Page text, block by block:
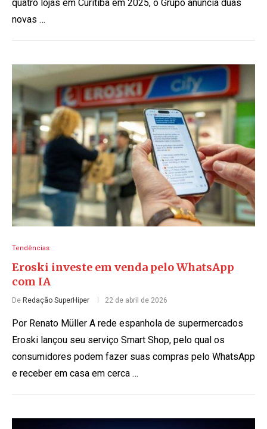
quatro lojas em Curitiba em 2025, o Grupo anuncia duas
novas …
Tendências
Eroski investe em venda pelo WhatsApp
com IA
De Redação SuperHiper 22 de abril de 2026
Por Renato Müller A rede espanhola de supermercados
Eroski lançou seu serviço Smart Shop, pelo qual os
consumidores podem fazer suas compras pelo WhatsApp
e receber em casa em cerca …